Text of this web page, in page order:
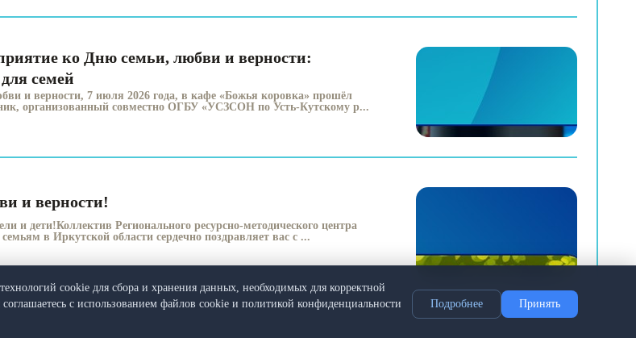
ко Дню семьи, любви и верности:
семей
и верности, 7 июля 2026 года, в кафе «Божья коровка» прошёл
организованный совместно ОГБУ «УСЗСОН по Усть-Кутскому р...
и верности!
и дети!Коллектив Регионального ресурсно-методического центра
в Иркутской области сердечно поздравляет вас с ...
1 из 36⇁
cookie для сбора и хранения данных, необходимых для корректной
с использованием файлов cookie и политикой конфиденциальности
Подробнее Принять